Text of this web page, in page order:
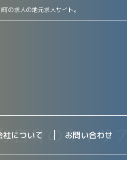
の求人の地元求人サイト。
社について お問い合わせ